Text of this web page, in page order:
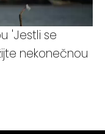
'Jestli se
nekonečnou